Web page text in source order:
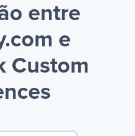
entre
e
Custom